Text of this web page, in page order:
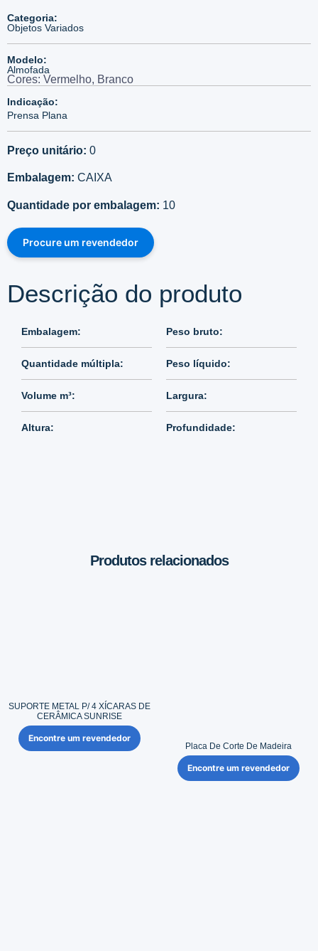
Categoria:
Objetos Variados
Modelo:
Almofada
Indicação:
Prensa Plana
Cores: Vermelho, Branco
Preço unitário: 0
Embalagem: CAIXA
Quantidade por embalagem: 10
Procure um revendedor
Descrição do produto
Embalagem:
Quantidade múltipla:
Volume m³:
Altura:
Peso bruto:
Peso líquido:
Largura:
Profundidade:
Produtos relacionados
SUPORTE METAL P/ 4 XÍCARAS DE
CERÂMICA SUNRISE
Encontre um revendedor
Placa De Corte De Madeira
Encontre um revendedor